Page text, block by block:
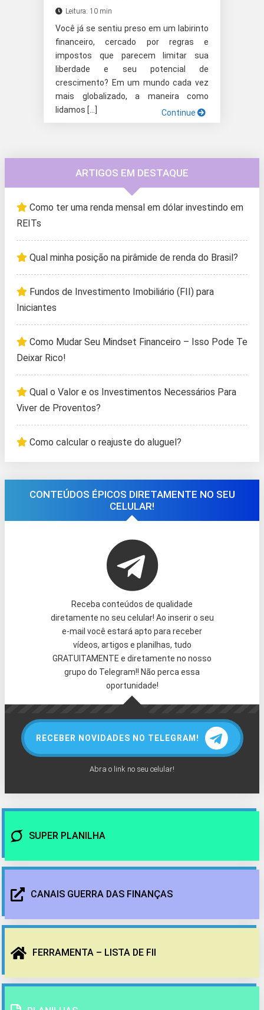
Leitura: 10 min
Você já se sentiu preso em um labirinto
financeiro, cercado por regras e
impostos que parecem limitar sua
liberdade e seu potencial de
crescimento? Em um mundo cada vez
mais globalizado, a maneira como
lidamos […]
Continue
ARTIGOS EM DESTAQUE
Como ter uma renda mensal em dólar investindo em
REITs
Qual minha posição na pirâmide de renda do Brasil?
Fundos de Investimento Imobiliário (FII) para
Iniciantes
Como Mudar Seu Mindset Financeiro – Isso Pode Te
Deixar Rico!
Qual o Valor e os Investimentos Necessários Para
Viver de Proventos?
Como calcular o reajuste do aluguel?
CONTEÚDOS ÉPICOS DIRETAMENTE NO SEU
CELULAR!
Receba conteúdos de qualidade
diretamente no seu celular! Ao inserir o seu
e-mail você estará apto para receber
vídeos, artigos e planilhas, tudo
GRATUITAMENTE e diretamente no nosso
grupo do Telegram!! Não perca essa
oportunidade!
RECEBER NOVIDADES NO TELEGRAM!
Abra o link no seu celular!
SUPER PLANILHA
CANAIS GUERRA DAS FINANÇAS
FERRAMENTA – LISTA DE FII